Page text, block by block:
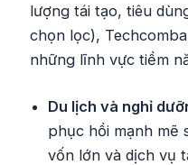
lượng tái tạo, tiêu
chọn lọc),
những lĩnh vực tiềm
Du lịch và nghỉ
phục hồi mạnh mẽ
vốn lớn và dịch vụ